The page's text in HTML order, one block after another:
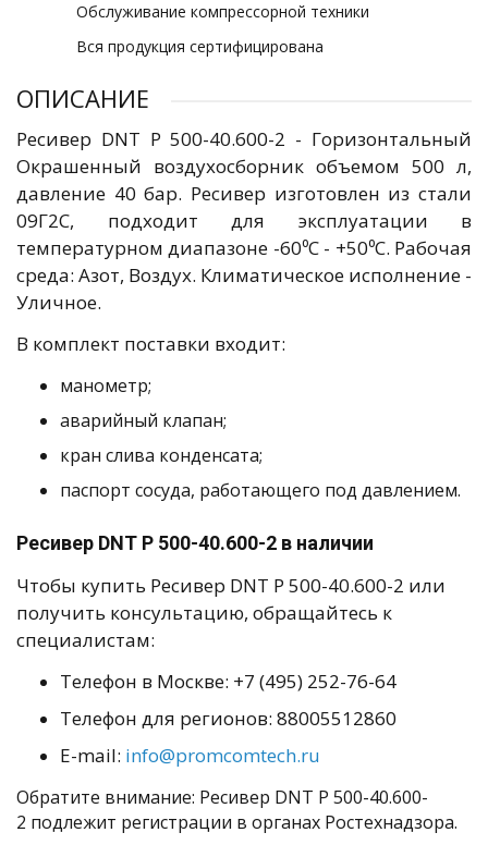
Обслуживание компрессорной техники
Вся продукция сертифицирована
ОПИСАНИЕ
Ресивер DNT Р 500-40.600-2 - Горизонтальный
Окрашенный воздухосборник объемом 500 л,
давление 40 бар. Ресивер изготовлен из стали
09Г2С, подходит для эксплуатации в
температурном диапазоне -60⁰C - +50⁰C. Рабочая
среда: Азот, Воздух. Климатическое исполнение -
Уличное.
В комплект поставки входит:
манометр;
аварийный клапан;
кран слива конденсата;
паспорт сосуда, работающего под давлением.
Ресивер DNT Р 500-40.600-2 в наличии
Чтобы купить Ресивер DNT Р 500-40.600-2 или
получить консультацию, обращайтесь к
специалистам:
Телефон в Москве: +7 (495) 252-76-64
Телефон для регионов: 88005512860
E-mail: info@promcomtech.ru
Обратите внимание: Ресивер DNT Р 500-40.600-
2 подлежит регистрации в органах Ростехнадзора.